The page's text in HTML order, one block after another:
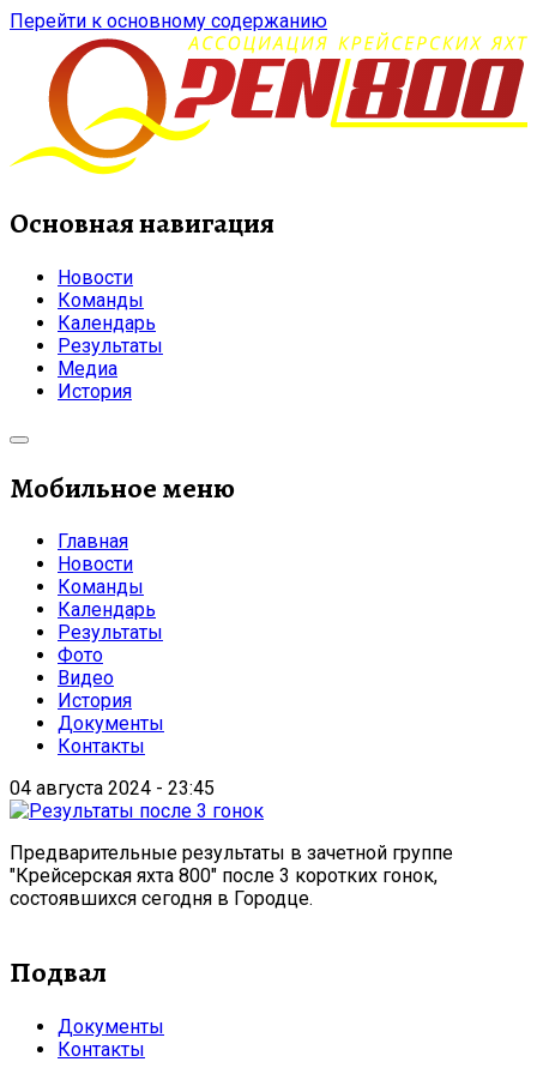
Перейти к основному содержанию
Основная навигация
Новости
Команды
Календарь
Результаты
Медиа
История
Мобильное меню
Главная
Новости
Команды
Календарь
Результаты
Фото
Видео
История
Документы
Контакты
04 августа 2024 - 23:45
Предварительные результаты в зачетной группе
"Крейсерская яхта 800" после 3 коротких гонок,
состоявшихся сегодня в Городце.
Подвал
Документы
Контакты